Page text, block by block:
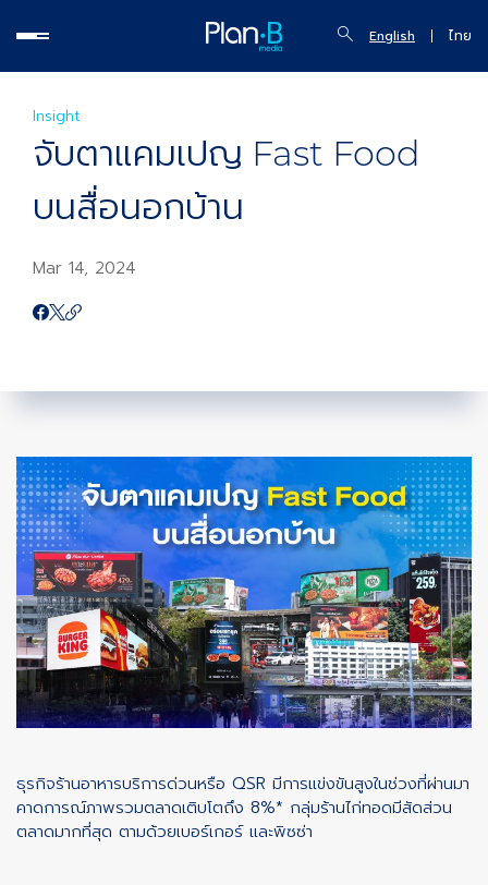
English ไทย
Insight
จับตาแคมเปญ Fast Food
บนสื่อนอกบ้าน
Mar 14, 2024
ธุรกิจร้านอาหารบริการด่วนหรือ QSR มีการแข่งขันสูงในช่วงที่ผ่านมา
คาดการณ์ภาพรวมตลาดเติบโตถึง 8%* กลุ่มร้านไก่ทอดมีสัดส่วน
ตลาดมากที่สุด ตามด้วยเบอร์เกอร์ และพิซซ่า